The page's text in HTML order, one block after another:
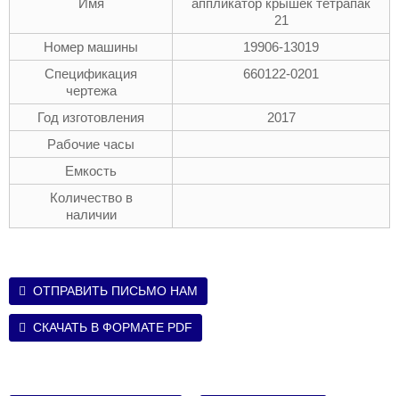
21
Номер машины
19906-13019
Спецификация
чертежа
660122-0201
Год изготовления
2017
Рабочие часы
Емкость
Количество в
наличии
ОТПРАВИТЬ ПИСЬМО НАМ
СКАЧАТЬ В ФОРМАТЕ PDF